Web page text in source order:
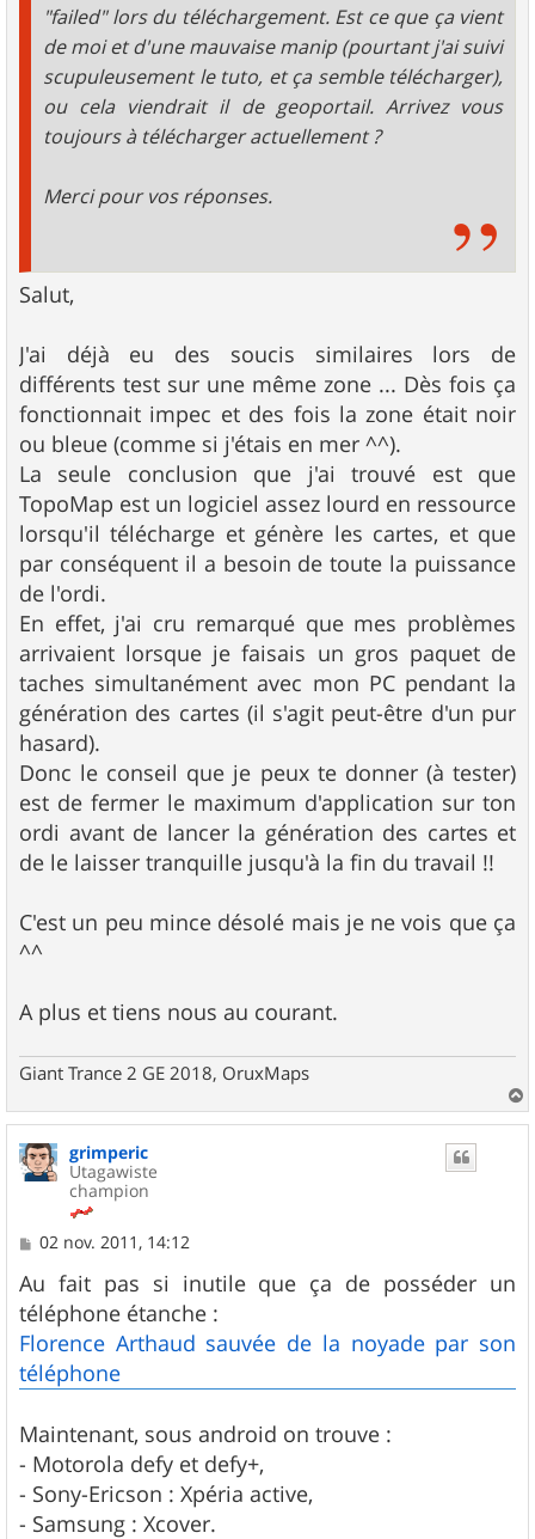
"failed" lors du téléchargement. Est ce que ça vient
de moi et d'une mauvaise manip (pourtant j'ai suivi
scupuleusement le tuto, et ça semble télécharger),
ou cela viendrait il de geoportail. Arrivez vous
toujours à télécharger actuellement ?
Merci pour vos réponses.
Salut,
J'ai déjà eu des soucis similaires lors de
différents test sur une même zone ... Dès fois ça
fonctionnait impec et des fois la zone était noir
ou bleue (comme si j'étais en mer ^^).
La seule conclusion que j'ai trouvé est que
TopoMap est un logiciel assez lourd en ressource
lorsqu'il télécharge et génère les cartes, et que
par conséquent il a besoin de toute la puissance
de l'ordi.
En effet, j'ai cru remarqué que mes problèmes
arrivaient lorsque je faisais un gros paquet de
taches simultanément avec mon PC pendant la
génération des cartes (il s'agit peut-être d'un pur
hasard).
Donc le conseil que je peux te donner (à tester)
est de fermer le maximum d'application sur ton
ordi avant de lancer la génération des cartes et
de le laisser tranquille jusqu'à la fin du travail !!
C'est un peu mince désolé mais je ne vois que ça
^^
A plus et tiens nous au courant.
Giant Trance 2 GE 2018, OruxMaps
a
grimperic
Utagawiste
champion
M
s
s
a
g
e
02 nov. 2011, 14:12
Au fait pas si inutile que ça de posséder un
téléphone étanche :
Florence Arthaud sauvée de la noyade par son
téléphone
Maintenant, sous android on trouve :
- Motorola defy et defy+,
- Sony-Ericson : Xpéria active,
- Samsung : Xcover.